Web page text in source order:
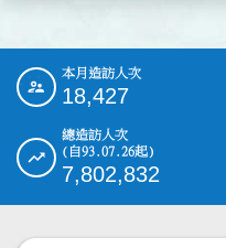
::: 本月造訪人次
18,427
總造訪人次
(自93.07.26起)
7,802,832